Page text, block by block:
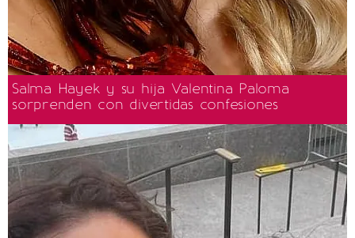
Salma Hayek y su hija Valentina Paloma
sorprenden con divertidas confesiones